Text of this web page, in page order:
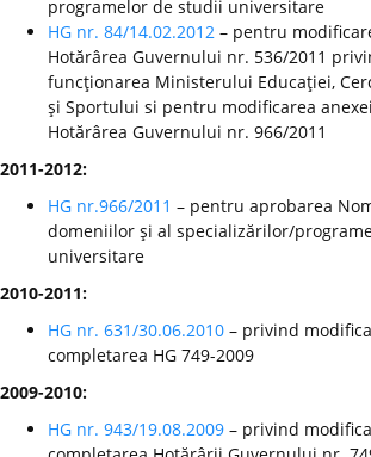
programelor de studii universitare
HG nr. 84/14.02.2012 – pentru
Hotărârea Guvernului nr. 536/2011
funcţionarea Ministerului Educaţiei,
şi Sportului si pentru modificarea
Hotărârea Guvernului nr. 966/2011
2011-2012:
HG nr.966/2011 – pentru aprobarea
domeniilor şi al specializărilor/
universitare
2010-2011:
HG nr. 631/30.06.2010 – privind
completarea HG 749-2009
2009-2010:
HG nr. 943/19.08.2009 – privind